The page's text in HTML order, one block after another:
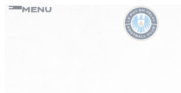
Passer
MENU
Panneau de gestion des cookies